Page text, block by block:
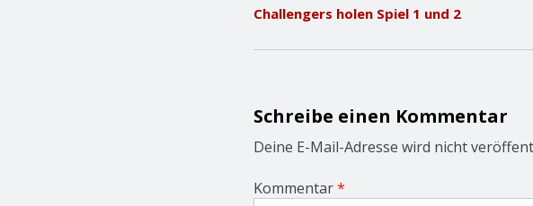
s
n
i
g
a
i
o
Challengers holen Spiel 1 und 2
Schreibe einen Kommentar
Deine E-Mail-Adresse wird nicht
Kommentar*